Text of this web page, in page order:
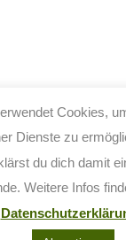
Cookies,
Dienste zu
du dich damit
Weitere Infos